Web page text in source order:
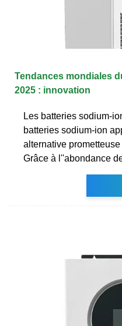
Tendances mondiales
2025 : innovation
Les batteries sodium-
batteries sodium-ion
alternative
Grâce à l''abondance